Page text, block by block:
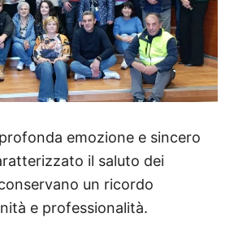
emozione e sincero
il saluto dei
un ricordo
e professionalità.